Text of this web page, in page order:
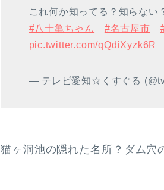
これ何か知ってる？知らない
#八十亀ちゃん
#名古屋市
pic.twitter.com/qQdiXyzk6R
— テレビ愛知☆くすぐる
猫ヶ洞池の隠れた名所？ダム穴